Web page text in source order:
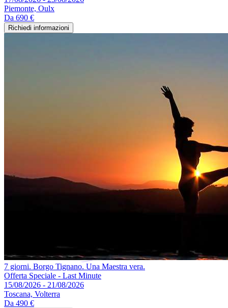
Piemonte, Oulx
Da 690 €
Richiedi informazioni
7 giorni. Borgo Tignano. Una Maestra vera.
Offerta Speciale - Last Minute
15/08/2026 - 21/08/2026
Toscana, Volterra
Da 490 €